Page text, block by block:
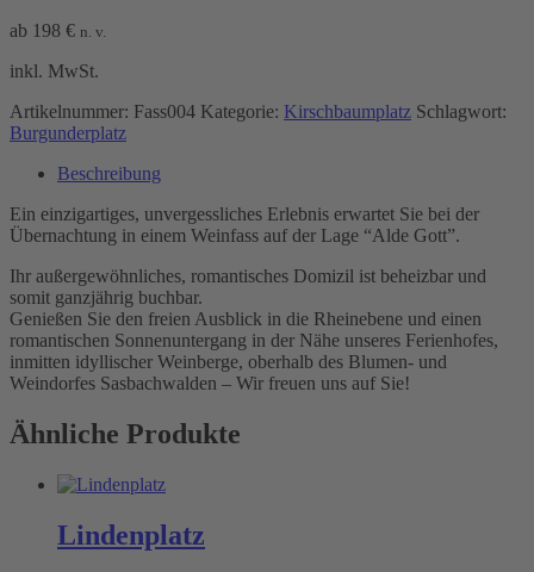
ab 198 € n. v.
inkl. MwSt.
Artikelnummer: Fass004 Kategorie: Kirschbaumplatz Schlagwort:
Burgunderplatz
Beschreibung
Ein einzigartiges, unvergessliches Erlebnis erwartet Sie bei der
Übernachtung in einem Weinfass auf der Lage “Alde Gott”.
Ihr außergewöhnliches, romantisches Domizil ist beheizbar und
somit ganzjährig buchbar.
Genießen Sie den freien Ausblick in die Rheinebene und einen
romantischen Sonnenuntergang in der Nähe unseres Ferienhofes,
inmitten idyllischer Weinberge, oberhalb des Blumen- und
Weindorfes Sasbachwalden – Wir freuen uns auf Sie!
Ähnliche Produkte
Lindenplatz